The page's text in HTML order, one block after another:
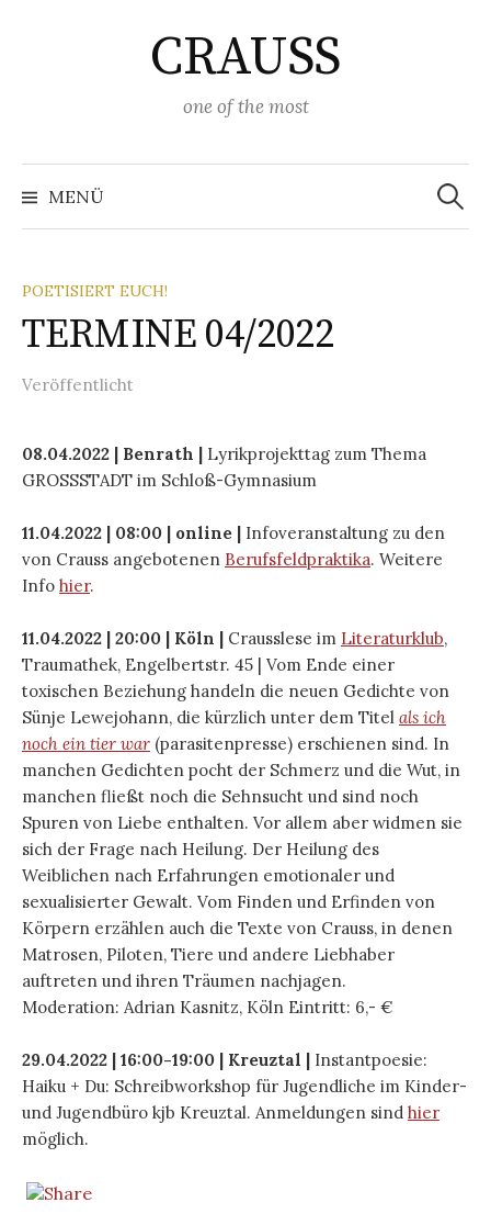
CRAUSS
one of the most
MENÜ
Suchen
nach:
POETISIERT EUCH!
TERMINE 04/2022
Veröffentlicht
08.04.2022 | Benrath | Lyrikprojekttag zum Thema
GROSSSTADT im Schloß-Gymnasium
11.04.2022 | 08:00 | online | Infoveranstaltung zu den
von Crauss angebotenen Berufsfeldpraktika. Weitere
Info hier.
11.04.2022 | 20:00 | Köln | Crausslese im Literaturklub,
Traumathek, Engelbertstr. 45 | Vom Ende einer
toxischen Beziehung handeln die neuen Gedichte von
Sünje Lewejohann, die kürzlich unter dem Titel als ich
noch ein tier war (parasitenpresse) erschienen sind. In
manchen Gedichten pocht der Schmerz und die Wut, in
manchen fließt noch die Sehnsucht und sind noch
Spuren von Liebe enthalten. Vor allem aber widmen sie
sich der Frage nach Heilung. Der Heilung des
Weiblichen nach Erfahrungen emotionaler und
sexualisierter Gewalt. Vom Finden und Erfinden von
Körpern erzählen auch die Texte von Crauss, in denen
Matrosen, Piloten, Tiere und andere Liebhaber
auftreten und ihren Träumen nachjagen.
Moderation: Adrian Kasnitz, Köln Eintritt: 6,- €
29.04.2022 | 16:00-19:00 | Kreuztal | Instantpoesie:
Haiku + Du: Schreibworkshop für Jugendliche im Kinder-
und Jugendbüro kjb Kreuztal. Anmeldungen sind hier
möglich.